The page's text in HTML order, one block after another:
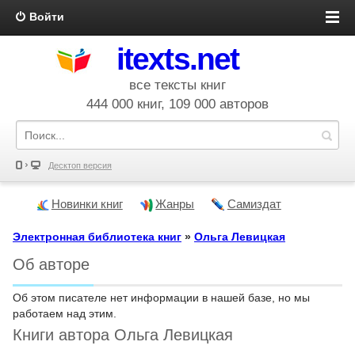
Войти
itexts.net
все тексты книг
444 000 книг, 109 000 авторов
Десктоп версия
Новинки книг Жанры Самиздат
Электронная библиотека книг » Ольга Левицкая
Об авторе
Об этом писателе нет информации в нашей базе, но мы
работаем над этим.
Книги автора Ольга Левицкая